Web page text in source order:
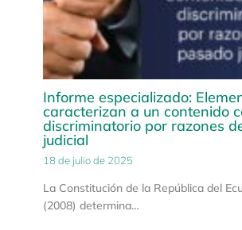
Informe especializado:
caracterizan a un contenido
discriminatorio por razones
judicial
18 de julio de 2025
La Constitución de la República del
(2008) determina…